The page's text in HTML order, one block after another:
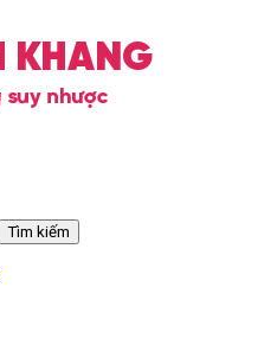
Tìm kiếm